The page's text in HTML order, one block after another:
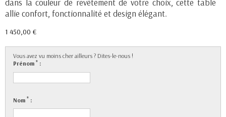
dans la couleur de revêtement de votre choix, cette table
allie confort, fonctionnalité et design élégant.
1 450,00 €
Vous avez vu moins cher ailleurs ? Dites-le-nous !
Prénom * :
Nom * :